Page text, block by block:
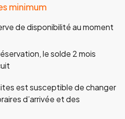
minimum
de disponibilité au moment
le solde 2 mois
est susceptible de changer
d’arrivée et des